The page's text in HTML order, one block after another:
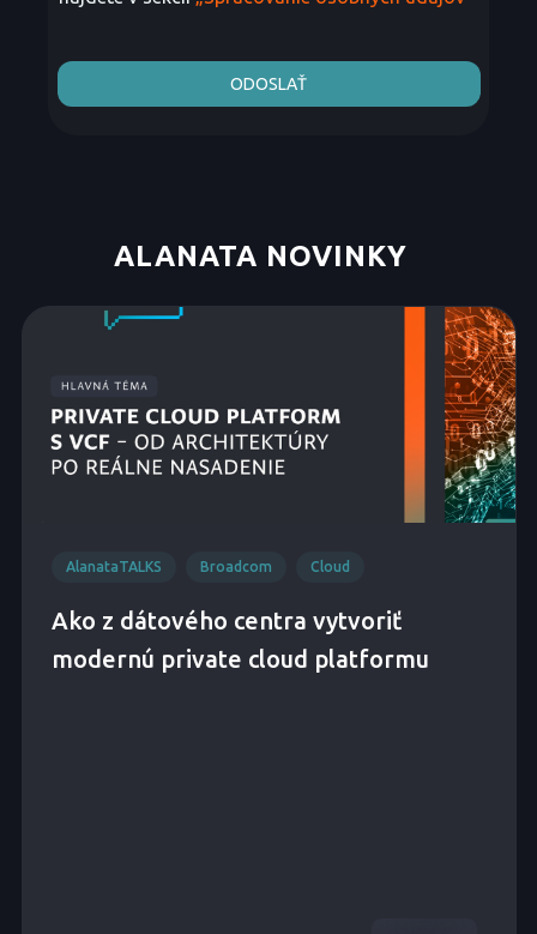
ODOSLAŤ
ALANATA NOVINKY
AlanataTALKS Broadcom Cloud
Ako z dátového centra vytvoriť
modernú private cloud platformu